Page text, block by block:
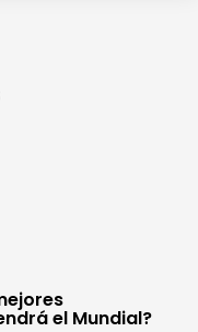
el Mundial?